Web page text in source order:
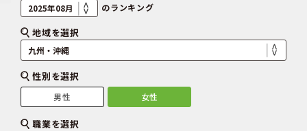
のランキング
地域を選択
性別を選択
男性 女性
職業を選択